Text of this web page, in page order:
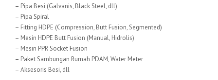
– Pipa Besi (Galvanis, Black Steel, dll)
– Pipa Spiral
– Fitting HDPE (Compression, Butt Fusion, Segmented)
– Mesin HDPE Butt Fusion (Manual, Hidrolis)
– Mesin PPR Socket Fusion
– Paket Sambungan Rumah PDAM, Water Meter
– Aksesoris Besi, dll